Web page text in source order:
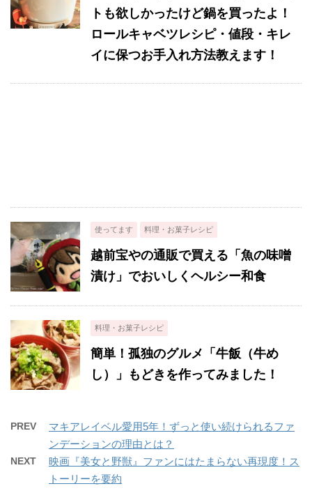
トも欲しかったけど鍋を買ったよ！
ロールキャベツレシピ・値段・キレ
イに保つお手入れ方法教えます！
使ってます 料理・お菓子レシピ
越前宝やの通販で買える「魚の味噌
漬け」でおいしくヘルシー和食
料理・お菓子レシピ
簡単！孤独のグルメ「牛飯（牛め
し）」もどきを作ってみました！
PREV
マキアレイベル愛用5年！ずっと使い続けられるファ
ンデーションの理由とは？
NEXT
映画『美女と野獣』ファンにはたまらない再現度！ス
トーリーを要約